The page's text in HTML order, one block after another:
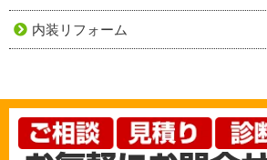
内装リフォーム